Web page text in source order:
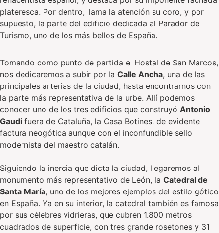
plateresca. Por dentro, llama la atención su coro, y por
supuesto, la parte del edificio dedicada al Parador de
Turismo, uno de los más bellos de España.
Tomando como punto de partida el Hostal de San Marcos,
nos dedicaremos a subir por la Calle Ancha, una de las
principales arterias de la ciudad, hasta encontrarnos con
la parte más representativa de la urbe. Allí podemos
conocer uno de los tres edificios que construyó Antonio
Gaudífuera de Cataluña, la Casa Botines, de evidente
factura neogótica aunque con el inconfundible sello
modernista del maestro catalán.
Siguiendo la inercia que dicta la ciudad, llegaremos al
monumento más representativo de León, la Catedral de
Santa María, uno de los mejores ejemplos del estilo gótico
en España. Ya en su interior, la catedral también es famosa
por sus célebres vidrieras, que cubren 1.800 metros
cuadrados de superficie, con tres grande rosetones y 31